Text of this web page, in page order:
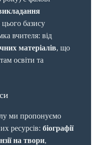
базису
вчителя: від
матеріалів, що
освіти та
ми пропонуємо
ресурсів: біографії
на твори,